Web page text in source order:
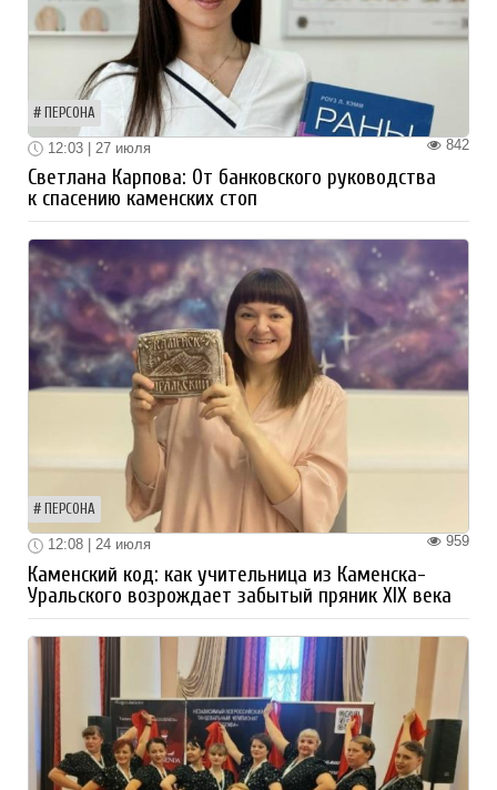
ПЕРСОНА
842
12:03 | 27 июля
Светлана Карпова: От банковского руководства
к спасению каменских стоп
ПЕРСОНА
959
12:08 | 24 июля
Каменский код: как учительница из Каменска-
Уральского возрождает забытый пряник XIX века